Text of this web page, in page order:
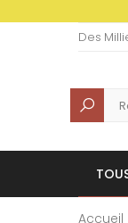
Des
Accueil